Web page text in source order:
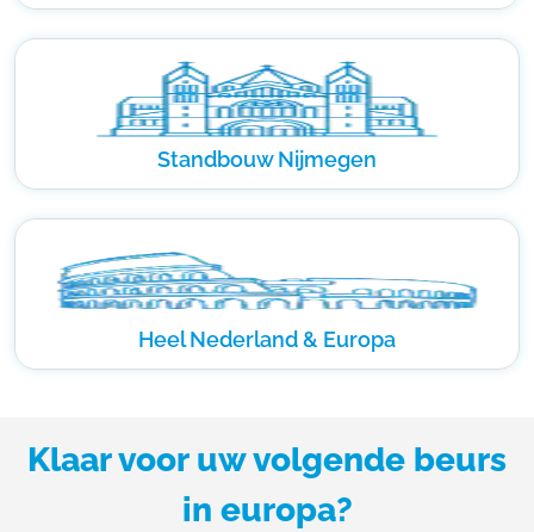
Standbouw Nijmegen
Heel Nederland & Europa
Klaar voor uw volgende beurs
in europa?